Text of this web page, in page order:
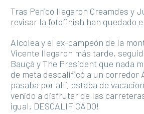
Tras Perico llegaron Creamdes y
revisar la fotofinish han quedado
Alcolea y el ex-campeón de la
Vicente llegaron más tarde,
Bauçà y The President que nada
de meta descalificó a un corredor
pasaba por allí, estaba de
venido a disfrutar de las
igual, DESCALIFICADO!